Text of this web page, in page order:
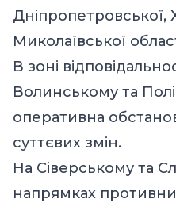
Дніпропетровської,
Миколаївської
В зоні
Волинському та
оперативна
суттєвих змін.
На Сіверському та
напрямках